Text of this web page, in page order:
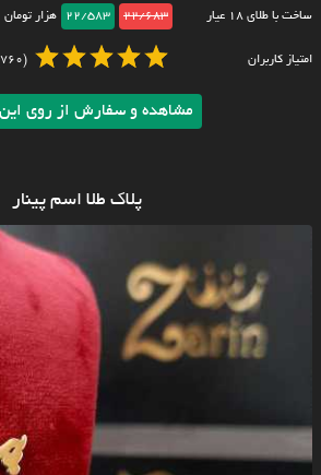
ساخت با طلای ۱۸ عیار 22/683
22/583 هزار تومان
امتیاز کاربران (760)
مشاهده و سفارش از روی این
پلاک طلا اسم پینار